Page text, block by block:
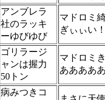
アンブレラ
社のラッキ
ーゆびゆび
マドロミ
ぎぃぃい
ゴリラージ
ャンは握力
50トン
マドロミ
ああああ
病みつきコ